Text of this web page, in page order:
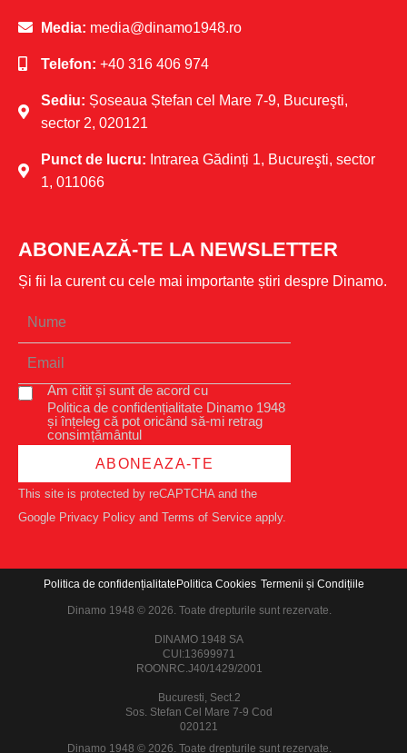
Media: media@dinamo1948.ro
Telefon: +40 316 406 974
Sediu: Șoseaua Ștefan cel Mare 7-9, Bucureşti,
sector 2, 020121
Punct de lucru: Intrarea Gădinți 1, Bucureşti, sector
1, 011066
ABONEAZĂ-TE LA NEWSLETTER
Și fii la curent cu cele mai importante știri despre Dinamo.
Am citit și sunt de acord cu
Politica de confidențialitate Dinamo 1948
și înțeleg că pot oricând să-mi retrag
consimțământul
ABONEAZA-TE
This site is protected by reCAPTCHA and the
Google Privacy Policy and Terms of Service apply.
Politica de confidențialitate Politica Cookies Termenii și Condițiile
Dinamo 1948 © 2026. Toate drepturile sunt rezervate.
DINAMO 1948 SA
CUI:13699971
ROONRC.J40/1429/2001
Bucuresti, Sect.2
Sos. Stefan Cel Mare 7-9 Cod
020121
Dinamo 1948 © 2026. Toate drepturile sunt rezervate.